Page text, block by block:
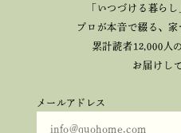
「いつづける暮ら
プロが本音で綴る、家
累計読者12,000人
お届けし
メールアドレス